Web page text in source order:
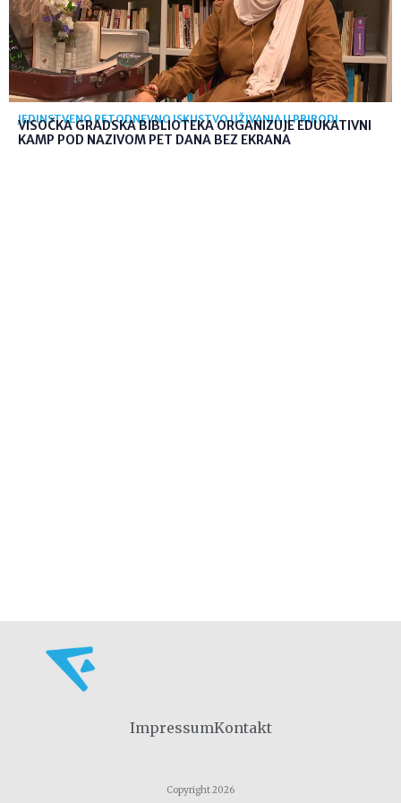
JEDINSTVENO PETODNEVNO ISKUSTVO UŽIVANJA U PRIRODI
VISOČKA GRADSKA BIBLIOTEKA ORGANIZUJE EDUKATIVNI
KAMP POD NAZIVOM PET DANA BEZ EKRANA
ImpressumKontakt
Copyright 2026